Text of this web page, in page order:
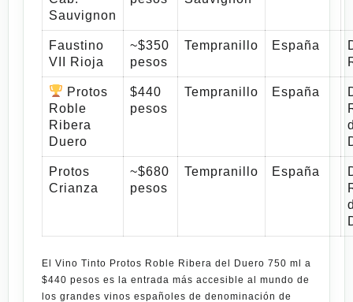
Sauvignon
Faustino
VII Rioja
~$350
pesos
Tempranillo España
Protos
Roble
Ribera
Duero
$440
pesos
Tempranillo España
Protos
Crianza
~$680
pesos
Tempranillo España
El Vino Tinto Protos Roble Ribera del Duero 750 ml a
$440 pesos es la entrada más accesible al mundo de
los grandes vinos españoles de denominación de